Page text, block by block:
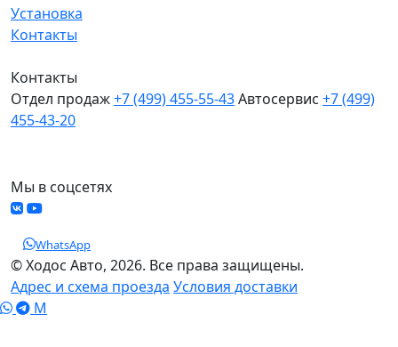
Установка
Контакты
Контакты
Отдел продаж+7 (499) 455-55-43Автосервис +7 (499)
455-43-20
Мы в соцсетях
WhatsApp
© Ходос Авто, 2026. Все права защищены.
Адрес и схема проезда Условия доставки
M